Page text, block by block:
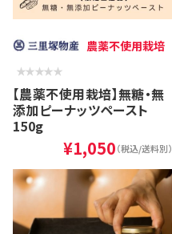
農薬不使用栽培
【農薬不使用栽培】無糖・無
添加ピーナッツペースト
150g
¥1,050（税込/送料別）